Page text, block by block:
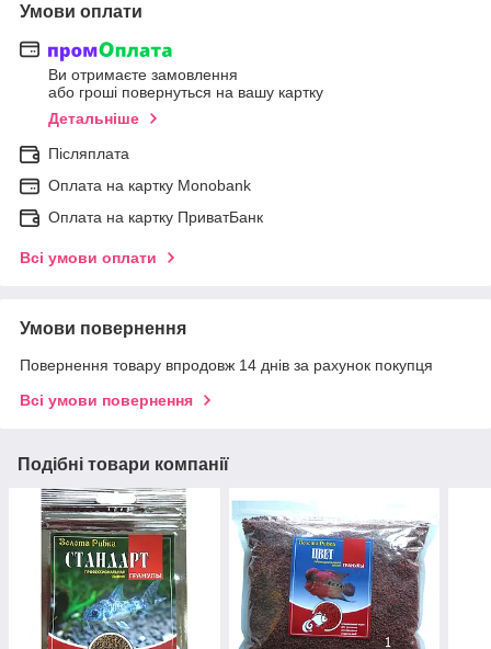
Умови оплати
Ви отримаєте замовлення
або гроші повернуться на вашу картку
Детальніше
Післяплата
Оплата на картку Мonobank
Оплата на картку ПриватБанк
Всі умови оплати
Умови повернення
Повернення товару впродовж 14 днів за рахунок покупця
Всі умови повернення
Подібні товари компанії